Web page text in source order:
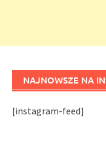
NAJNOWSZE NA
[instagram-feed]